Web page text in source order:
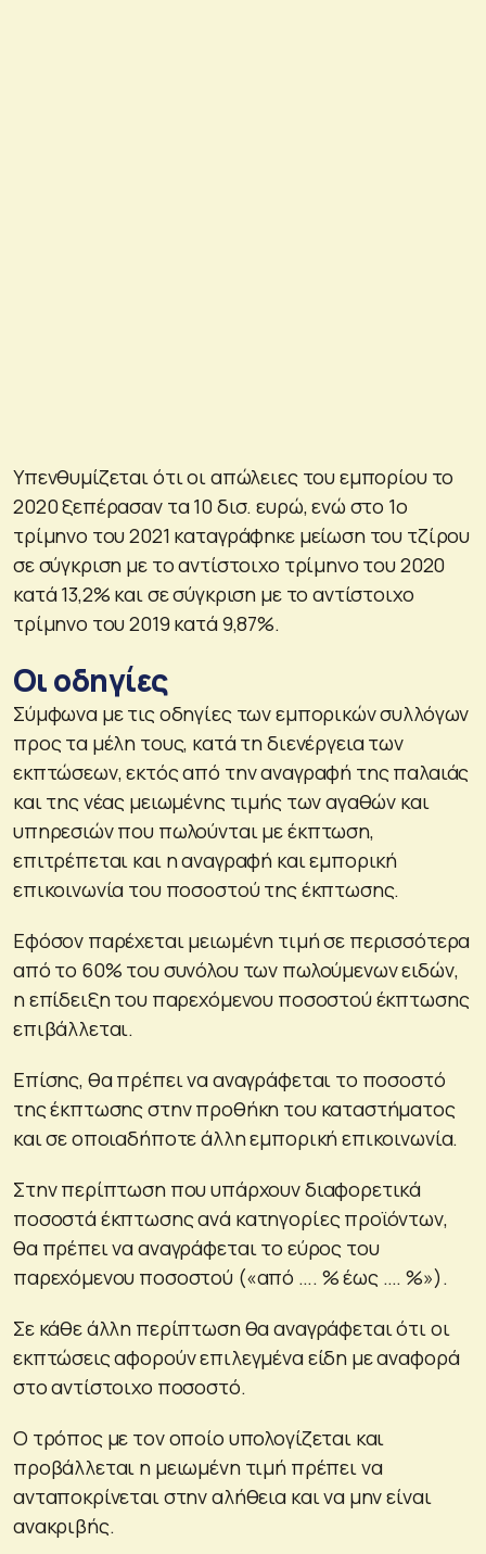
Υπενθυμίζεται ότι οι απώλειες του εμπορίου το
2020 ξεπέρασαν τα 10 δισ. ευρώ, ενώ στο 1ο
τρίμηνο του 2021 καταγράφηκε μείωση του τζίρου
σε σύγκριση με το αντίστοιχο τρίμηνο του 2020
κατά 13,2% και σε σύγκριση με το αντίστοιχο
τρίμηνο του 2019 κατά 9,87%.
Οι οδηγίες
Σύμφωνα με τις οδηγίες των εμπορικών συλλόγων
προς τα μέλη τους, κατά τη διενέργεια των
εκπτώσεων, εκτός από την αναγραφή της παλαιάς
και της νέας μειωμένης τιμής των αγαθών και
υπηρεσιών που πωλούνται με έκπτωση,
επιτρέπεται και η αναγραφή και εμπορική
επικοινωνία του ποσοστού της έκπτωσης.
Εφόσον παρέχεται μειωμένη τιμή σε περισσότερα
από το 60% του συνόλου των πωλούμενων ειδών,
η επίδειξη του παρεχόμενου ποσοστού έκπτωσης
επιβάλλεται.
Επίσης, θα πρέπει να αναγράφεται το ποσοστό
της έκπτωσης στην προθήκη του καταστήματος
και σε οποιαδήποτε άλλη εμπορική επικοινωνία.
Στην περίπτωση που υπάρχουν διαφορετικά
ποσοστά έκπτωσης ανά κατηγορίες προϊόντων,
θα πρέπει να αναγράφεται το εύρος του
παρεχόμενου ποσοστού («από …. % έως …. %»).
Σε κάθε άλλη περίπτωση θα αναγράφεται ότι οι
εκπτώσεις αφορούν επιλεγμένα είδη με αναφορά
στο αντίστοιχο ποσοστό.
Ο τρόπος με τον οποίο υπολογίζεται και
προβάλλεται η μειωμένη τιμή πρέπει να
ανταποκρίνεται στην αλήθεια και να μην είναι
ανακριβής.